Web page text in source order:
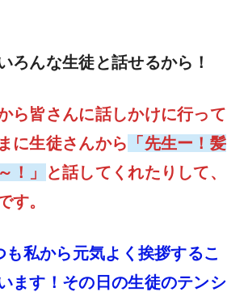
ろんな生徒と話せるから！
ら皆さんに話しかけに行って
に生徒さんから
「先生ー！髪
！」
と話してくれたりして、
す。
も私から元気よく挨拶するこ
ます！その日の生徒のテンシ